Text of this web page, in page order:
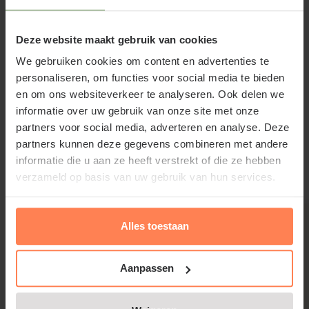
Deze website maakt gebruik van cookies
We gebruiken cookies om content en advertenties te
personaliseren, om functies voor social media te bieden
en om ons websiteverkeer te analyseren. Ook delen we
informatie over uw gebruik van onze site met onze
partners voor social media, adverteren en analyse. Deze
partners kunnen deze gegevens combineren met andere
informatie die u aan ze heeft verstrekt of die ze hebben
verzameld op basis van uw gebruik van hun services.
Alles toestaan
Aanpassen
uiteindelijk ongeveer 25 cm hoog en staat bij
Standplaats Campanula carpatica
Weisse Clips
Geef de Campanula carpatica 'Weisse Clips' een
standplaats in de halfschaduw of gefilterd zonlicht
in een goed doorlaatbare, neutrale tot kalkrijke
Lees meer
Gerelateerde producten